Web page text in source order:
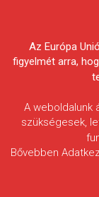
Az Európa
figyelmét arra,
A weboldalunk
szükségesek,
Bővebben